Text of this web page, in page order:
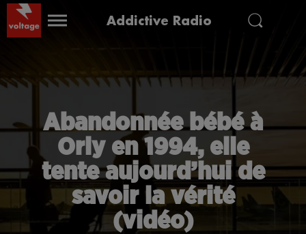
Addictive Radio
Abandonnée bébé à
Orly en 1994, elle
tente aujourd’hui de
savoir la vérité
(vidéo)